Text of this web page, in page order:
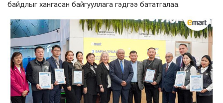
байдлыг хангасан байгууллага гэдгээ бататгалаа.